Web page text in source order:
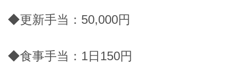
◆更新手当：50,000円
◆食事手当：1日150円